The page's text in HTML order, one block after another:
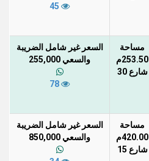
مساحة
253.50م
شارع 30
السعر غير شامل الضريبة
والسعي 255,000
مساحة
420.00م
شارع 15
السعر غير شامل الضريبة
والسعي 850,000